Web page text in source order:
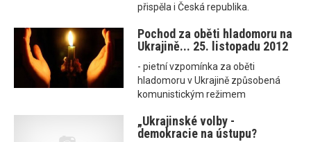
přispěla i Česká republika.
Pochod za oběti hladomoru na
Ukrajině... 25. listopadu 2012
- pietní vzpomínka za oběti
hladomoru v Ukrajině způsobená
komunistickým režimem
„Ukrajinské volby -
demokracie na ústupu?